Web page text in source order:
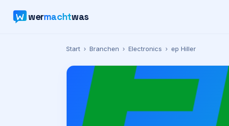
wermachtwas
Start › Branchen › Electronics › ep Hiller